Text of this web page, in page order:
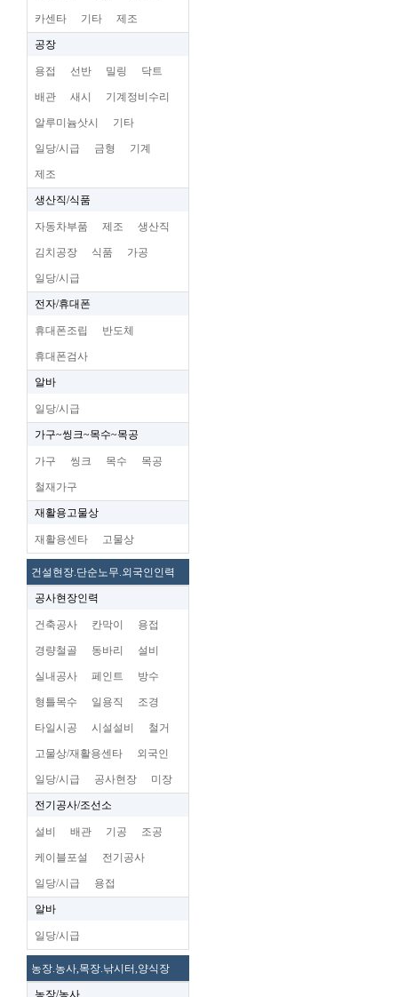
카센타 기타 제조
공장
용접 선반 밀링 닥트
배관 새시 기계정비수리
알루미늄삿시 기타
일당/시급 금형 기계
제조
생산직/식품
자동차부품 제조 생산직
김치공장 식품 가공
일당/시급
전자/휴대폰
휴대폰조립 반도체
휴대폰검사
알바
일당/시급
가구~씽크~목수~목공
가구 씽크 목수 목공
철재가구
재활용고물상
재활용센타 고물상
건설현장.단순노무.외국인인력
공사현장인력
건축공사 칸막이 용접
경량철골 동바리 설비
실내공사 페인트 방수
형틀목수 일용직 조경
타일시공 시설설비 철거
고물상/재활용센타 외국인
일당/시급 공사현장 미장
전기공사/조선소
설비 배관 기공 조공
케이블포설 전기공사
일당/시급 용접
알바
일당/시급
농장.농사,목장.낚시터,양식장
농장/농사